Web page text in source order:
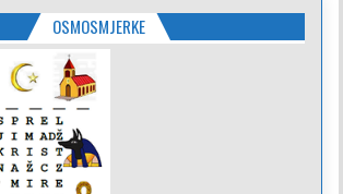
OSMOSMJERKE